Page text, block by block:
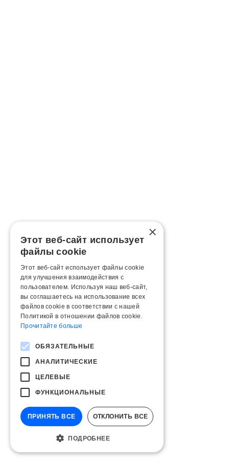
×
Этот веб-сайт использует
файлы cookie
Этот веб-сайт использует файлы cookie
для улучшения взаимодействия с
пользователем. Используя наш веб-сайт,
вы соглашаетесь на использование всех
файлов cookie в соответствии с нашей
Политикой в ​​отношении файлов cookie.
Прочитайте больше
ОБЯЗАТЕЛЬНЫЕ
АНАЛИТИЧЕСКИЕ
ЦЕЛЕВЫЕ
ФУНКЦИОНАЛЬНЫЕ
ПРИНЯТЬ ВСЕ ОТКЛОНИТЬ ВСЕ
ПОДРОБНЕЕ